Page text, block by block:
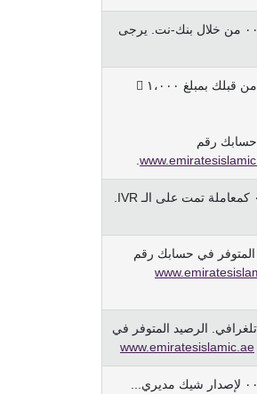
تمّ خصم ١٫٥٠٠  من حسابك رقم ٠٠١-١٢٣٤٥٦-٠٠١٥ من خلال بنك-نت. يرجى
***شيك مرتجع*** تمّ إرجاع شيك رقم 987654 صادر من قبلك بمبلغ ١،٠٠٠ 
رقم
المتوفر في حسابك رقم
تحويل تلغرافي. الرصيد المتوفر في
www.emiratesislamic.ae
تمّ خصم ١٫٠٠٠  من حسابك رقم ٠٠١-١٢٣٤٥٦-٠٠١٥ لإصدار شيك مديري...